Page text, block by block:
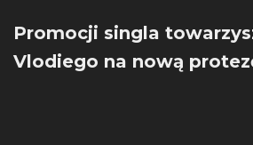
Promocji singla
Vlodiego na nową